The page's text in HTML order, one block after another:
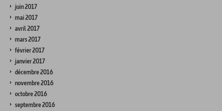
juin 2017
mai 2017
avril 2017
mars 2017
février 2017
janvier 2017
décembre 2016
novembre 2016
octobre 2016
septembre 2016